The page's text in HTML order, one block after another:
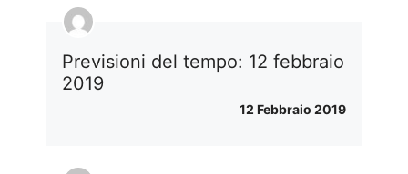
Previsioni del tempo: 12 febbraio
2019
12 Febbraio 2019